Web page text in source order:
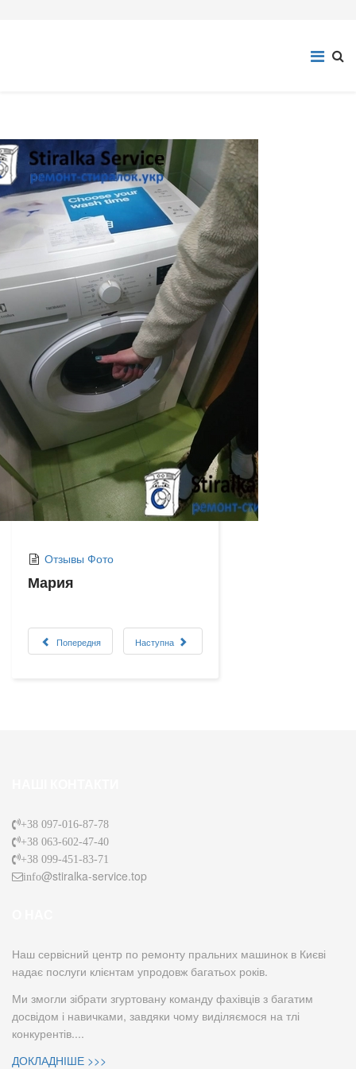
Отзывы Фото
Мария
Попередня Наступна
+38 097-016-87-78
+38 063-602-47-40
+38 099-451-83-71
info@stiralka-service.top
Наш сервісний центр по ремонту пральних машинок в Києві
надає послуги клієнтам упродовж багатьох років.
Ми змогли зібрати згуртовану команду фахівців з багатим
досвідом і навичками, завдяки чому виділяємося на тлі
конкурентів....
ДОКЛАДНІШЕ >>>